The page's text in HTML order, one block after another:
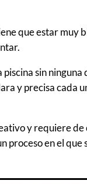
que estar muy
sin
y precisa cada
y requiere
proceso en el